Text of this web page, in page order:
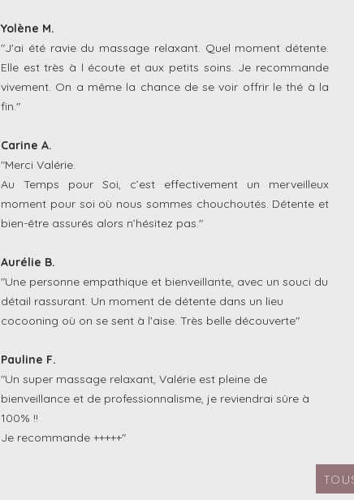
Yolène M.
"J'ai été ravie du massage relaxant. Quel moment détente.
Elle est très à l écoute et aux petits soins. Je recommande
vivement. On a même la chance de se voir offrir le thé à la
fin."
Carine A.
"Merci Valérie.
Au Temps pour Soi, c’est effectivement un merveilleux
moment pour soi où nous sommes chouchoutés. Détente et
bien-être assurés alors n’hésitez pas."
Aurélie B.
"Une personne empathique et bienveillante, avec un souci du
détail rassurant. Un moment de détente dans un lieu
cocooning où on se sent à l'aise. Très belle découverte"
Pauline F.
"Un super massage relaxant, Valérie est pleine de
bienveillance et de professionnalisme, je reviendrai sûre à
100% !!
Je recommande +++++"